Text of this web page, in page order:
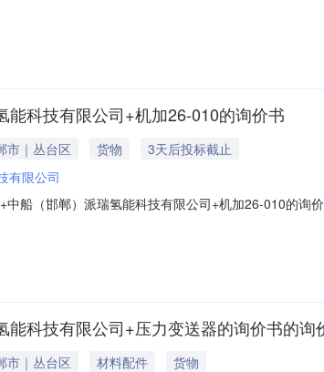
中标数量成交单价到货日期交货地点1远东测振（北
能科技有限公司+机加26-010的询价书
市｜丛台区 货物
3天后投标截止
有限公司
中船（邯郸）派瑞氢能科技有限公司+机加26-010的
价：否附加费（附加费包括运费、包装费、服务费、
能科技有限公司+压力变送器的询价书的询
市｜丛台区 材料配件
货物